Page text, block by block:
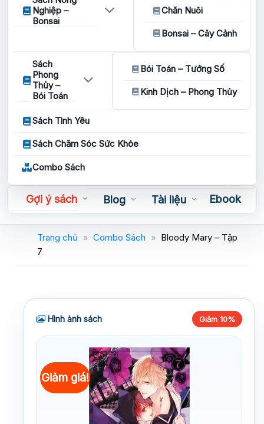
Nghiệp –
Bonsai
Chăn Nuôi
Bonsai – Cây Cảnh
Sách
Phong
Thủy –
Bói Toán
Bói Toán – Tướng Số
Kinh Dịch – Phong Thủy
Sách Tình Yêu
Sách Chăm Sóc Sức Khỏe
Combo Sách
Gợi ý sách Blog Tài liệu
Ebook
Sách nói
Trang chủ » Combo Sách » Bloody Mary – Tập
7
Hình ảnh sách Giảm 10%
Giảm giá!